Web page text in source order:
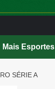
Mais Esportes
SÉRIE A